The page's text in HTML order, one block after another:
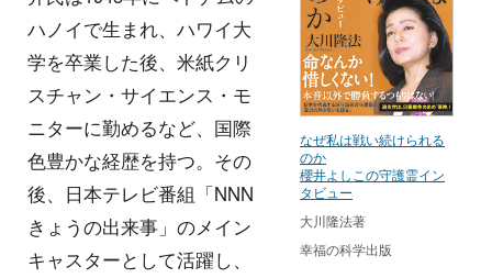
なぜ私は戦い続けられる
のか
櫻井よしこの守護霊イン
タビュー
大川隆法著
幸福の科学出版
ハノイで生まれ、ハワイ大
学を卒業した後、米紙クリ
スチャン・サイエンス・モ
ニターに勤めるなど、国際
色豊かな経歴を持つ。その
後、日本テレビ番組「NNN
きょうの出来事」のメイン
キャスターとして活躍し、